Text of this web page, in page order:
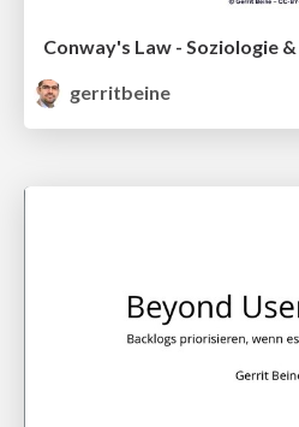
Conway's Law - Soziologie
gerritbeine